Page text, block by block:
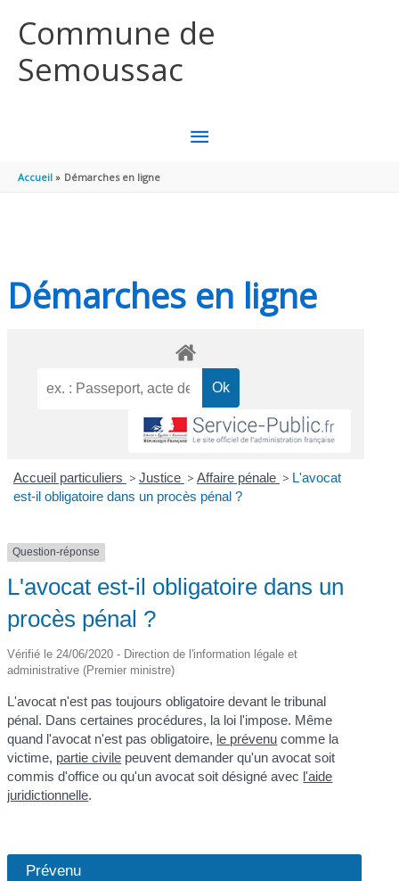
Commune de
Semoussac
MENU
Accueil Démarches en ligne
Démarches en ligne
Accueil particuliers > Justice > Affaire pénale > L'avocat
est-il obligatoire dans un procès pénal ?
Question-réponse
L'avocat est-il obligatoire dans un
procès pénal ?
Vérifié le 24/06/2020 - Direction de l'information légale et
administrative (Premier ministre)
L'avocat n'est pas toujours obligatoire devant le tribunal
pénal. Dans certaines procédures, la loi l'impose. Même
quand l'avocat n'est pas obligatoire, le prévenu comme la
victime, partie civile peuvent demander qu'un avocat soit
commis d'office ou qu'un avocat soit désigné avec l'aide
juridictionnelle.
Prévenu